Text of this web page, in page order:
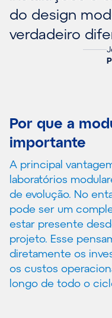
do design
verdadeiro
Por que a
importante
A principal
laboratórios
de evolução. No
pode ser um
estar presente
projeto. Esse
diretamente os
os custos
longo de todo o